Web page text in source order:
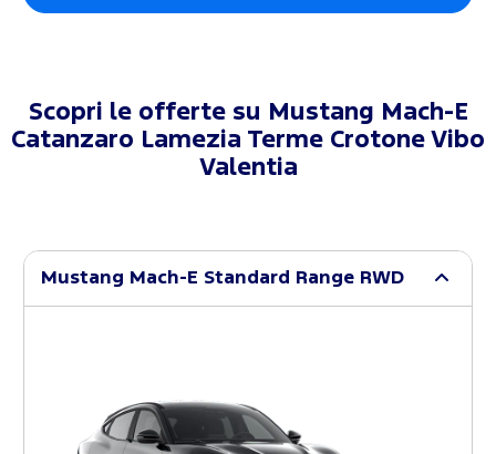
Scopri le offerte su
Mustang Mach-E
Catanzaro Lamezia Terme Crotone Vibo
Valentia
Mustang Mach-E Standard Range RWD